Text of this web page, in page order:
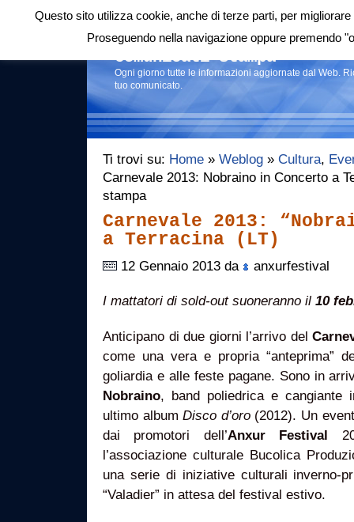
Login|RSS |
Comunicati stampa
Ogni giorno tutte le informazioni aggiornate dal Web.
tuo comunicato.
Ti trovi su: Home » Weblog » Cultura,
Carnevale 2013: Nobraino in Concerto a
stampa
Carnevale 2013:
a Terracina (LT)
12 Gennaio 2013 da anxurfestival
I mattatori di sold-out suoneranno il 10
Anticipano di due giorni l’arrivo del
come una vera e propria “anteprima”
goliardia e alle feste pagane. Sono in
Nobraino, band poliedrica e cangiante
ultimo albumDisco d’oro(2012). Un
dai promotori dell’Anxur Festival
l’associazione culturale Bucolica
una serie di iniziative culturali inverno-
“Valadier” in attesa del festival estivo.
Questo sito utilizza cookie, anche di terze parti, per
Proseguendo nella navigazione oppure premendo